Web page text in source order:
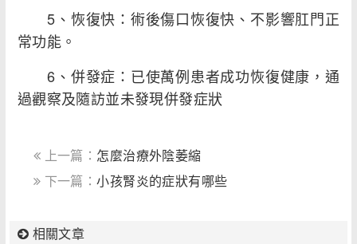
5、恢復快：術後傷口恢復快、不影響肛門正
常功能。
6、併發症：已使萬例患者成功恢復健康，通
過觀察及隨訪並未發現併發症狀
上一篇： 怎麼治療外陰萎縮
下一篇：小孩腎炎的症狀有哪些
相關文章